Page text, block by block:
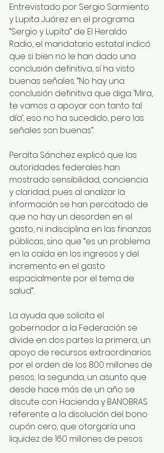
Entrevistado por Sergio Sarmiento
y Lupita Juárez en el programa
“Sergio y Lupita” de El Heraldo
Radio, el mandatario estatal indicó
que si bien no le han dado una
conclusión definitiva, sí ha visto
buenas señales. “No hay una
conclusión definitiva que diga: ‘Mira,
te vamos a apoyar con tanto tal
día’, eso no ha sucedido, pero las
señales son buenas”.
Peralta Sánchez explicó que las
autoridades federales han
mostrado sensibilidad, conciencia
y claridad, pues al analizar la
información se han percatado de
que no hay un desorden en el
gasto, ni indisciplina en las finanzas
públicas, sino que “es un problema
en la caída en los ingresos y del
incremento en el gasto
espacialmente por el tema de
salud”.
La ayuda que solicita el
gobernador a la Federación se
divide en dos partes: la primera, un
apoyo de recursos extraordinarios
por el orden de los 800 millones de
pesos; la segunda, un asunto que
desde hace más de un año se
discute con Hacienda y BANOBRAS
referente a la disolución del bono
cupón cero, que otorgaría una
liquidez de 160 millones de pesos.